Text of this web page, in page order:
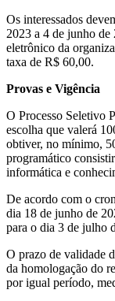
Os interessados
2023 a 4 de junho de
eletrônico da
taxa de R$ 60,00.
Provas e Vigência
O Processo Seletivo
escolha que valerá
obtiver, no mínimo,
programático
informática e
De acordo com o
dia 18 de junho de
para o dia 3 de julho
O prazo de validade
da homologação do
por igual período,